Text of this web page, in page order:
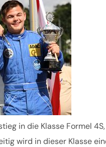
in die Klasse Formel
wird in dieser Klasse